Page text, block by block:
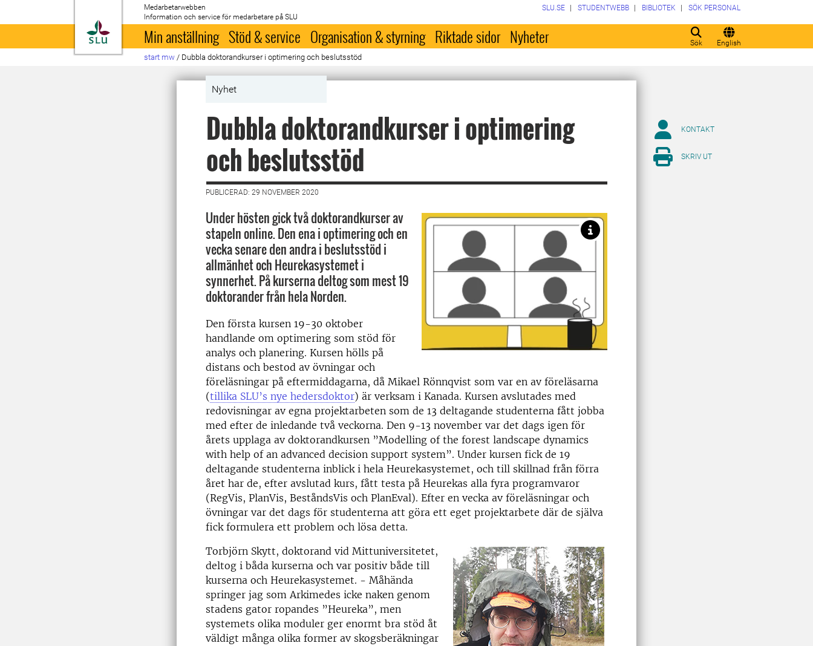
Till startsida
Medarbetarwebben
Information och service för medarbetare på SLU
Sök English
SLU.SE STUDENTWEBB BIBLIOTEK SÖK PERSONAL
Min anställning Stöd & service Organisation & styrning Riktade sidor Nyheter
start mw / Dubbla doktorandkurser i optimering och beslutsstöd
Nyhet
Dubbla doktorandkurser i optimering
och beslutsstöd
PUBLICERAD: 29 NOVEMBER 2020
Under hösten gick två doktorandkurser av
stapeln online. Den ena i optimering och en
vecka senare den andra i beslutsstöd i
allmänhet och Heurekasystemet i
synnerhet. På kurserna deltog som mest 19
doktorander från hela Norden.
Den första kursen 19-30 oktober
handlande om optimering som stöd för
analys och planering. Kursen hölls på
distans och bestod av övningar och
föreläsningar på eftermiddagarna, då Mikael Rönnqvist som var en av föreläsarna
(tillika SLU’s nye hedersdoktor) är verksam i Kanada. Kursen avslutades med
redovisningar av egna projektarbeten som de 13 deltagande studenterna fått jobba
med efter de inledande två veckorna. Den 9-13 november var det dags igen för
årets upplaga av doktorandkursen ”Modelling of the forest landscape dynamics
with help of an advanced decision support system”. Under kursen fick de 19
deltagande studenterna inblick i hela Heurekasystemet, och till skillnad från förra
året har de, efter avslutad kurs, fått testa på Heurekas alla fyra programvaror
(RegVis, PlanVis, BeståndsVis och PlanEval). Efter en vecka av föreläsningar och
övningar var det dags för studenterna att göra ett eget projektarbete där de själva
fick formulera ett problem och lösa detta.
Torbjörn Skytt, doktorand vid Mittuniversitetet,
deltog i båda kurserna och var positiv både till
kurserna och Heurekasystemet. - Måhända
springer jag som Arkimedes icke naken genom
stadens gator ropandes ”Heureka”, men
systemets olika moduler ger enormt bra stöd åt
väldigt många olika former av skogsberäkningar
KONTAKT
SKRIV UT